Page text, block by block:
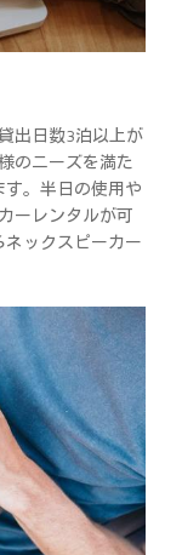
出日数3泊以上が
のニーズを満た
。半日の使用や
ーレンタルが可
ックスピーカー